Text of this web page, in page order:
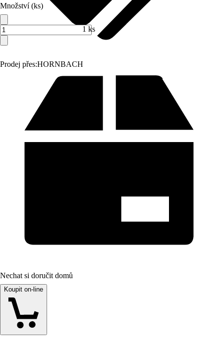
Prodej přes:HORNBACH
Množství (ks)
1 ks
Nechat si doručit domů
Koupit on-line